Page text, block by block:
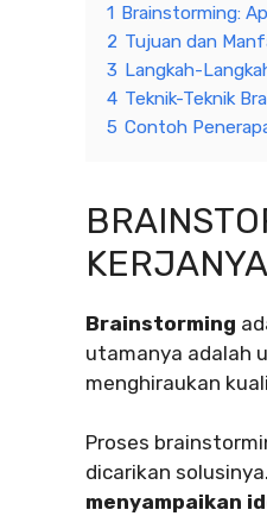
1 Brainstorming:
2 Tujuan dan
3 Langkah-
4 Teknik-Teknik
5 Contoh
Brainstorming
utamanya adalah
menghiraukan
Proses
dicarikan
menyampaikan